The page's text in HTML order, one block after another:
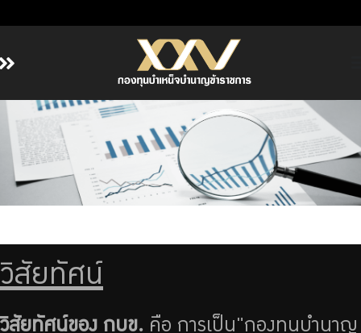
หน้าหลัก
เกี่ยวกับ กบข.
บริการสมาชิก
การบริหารความเสี่ยง
รายงานผลการดำเนินงาน
ข่าวสารและกิจกรรม
วิสัยทัศน์
วิสัยทัศน์ของ กบข. คือ การเป็น"กองทุนบำนาญ